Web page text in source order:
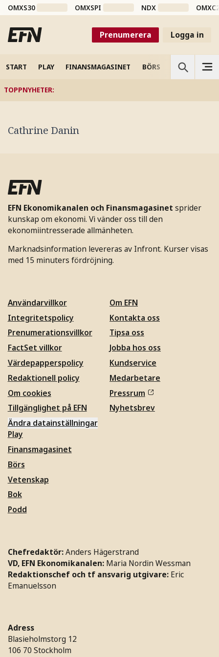
OMXS30 OMXSPI NDX
Prenumerera Logga in
START PLAY FINANSMAGASINET BÖRS VETENSKAP
TOPPNYHETER:
Cathrine Danin
EFN Ekonomikanalen och Finansmagasinet sprider
kunskap om ekonomi. Vi vänder oss till den
ekonomiintresserade allmänheten.
Marknadsinformation levereras av Infront. Kurser visas
med 15 minuters fördröjning.
Användarvillkor
Integritetspolicy
Prenumerationsvillkor
FactSet villkor
Värdepapperspolicy
Redaktionell policy
Om cookies
Tillgänglighet på EFN
Ändra datainställningar
Om EFN
Kontakta oss
Tipsa oss
Jobba hos oss
Kundservice
Medarbetare
Pressrum
Nyhetsbrev
Play
Finansmagasinet
Börs
Vetenskap
Bok
Podd
Chefredaktör:Anders Hägerstrand
VD, EFN Ekonomikanalen: Maria Nordin Wessman
Redaktionschef och tf ansvarig utgivare: Eric
Emanuelsson
Adress
Blasieholmstorg 12
106 70 Stockholm